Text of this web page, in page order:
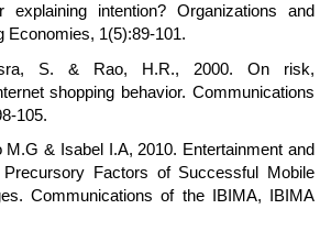
intention? Organizations and
Economies, 1(5):89-101.
S. & Rao, H.R., 2000. On risk,
shopping behavior. Communications
105.
M.G & Isabel I.A, 2010. Entertainment and
Factors of Successful Mobile
Communications of the IBIMA, IBIMA